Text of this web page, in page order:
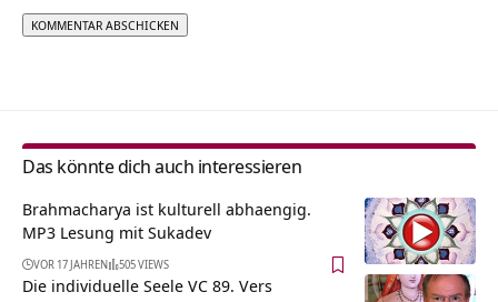
Das könnte dich auch interessieren
Brahmacharya ist kulturell abhaengig.
MP3 Lesung mit Sukadev
VOR 17 JAHREN 505 VIEWS
Die individuelle Seele VC 89. Vers